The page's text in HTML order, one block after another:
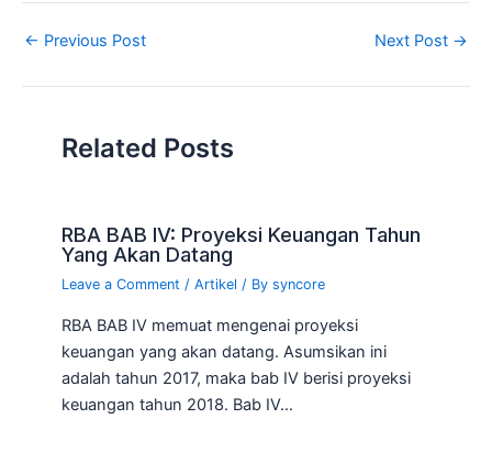
← Previous Post Next Post →
Related Posts
RBA BAB IV: Proyeksi Keuangan Tahun
Yang Akan Datang
Leave a Comment /Artikel / Bysyncore
RBA BAB IV memuat mengenai proyeksi
keuangan yang akan datang. Asumsikan ini
adalah tahun 2017, maka bab IV berisi proyeksi
keuangan tahun 2018. Bab IV…